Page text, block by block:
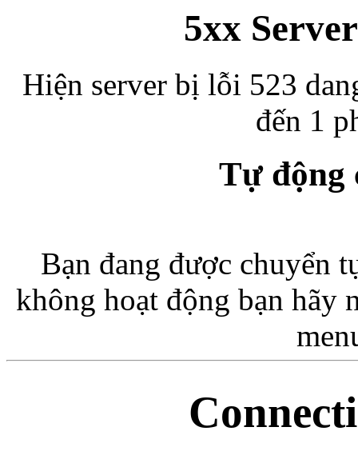
5xx
Hiện server bị lỗi 523
đến 1
Tự động
Bạn đang được chuyển
không hoạt động bạn hãy